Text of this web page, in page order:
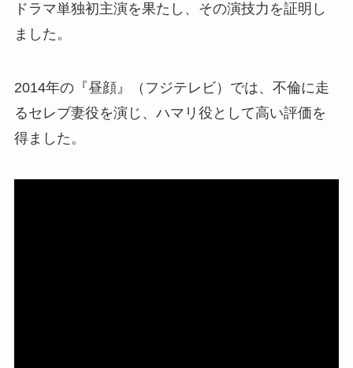
ドラマ単独初主演を果たし、その演技力を証明し
ました。
2014年の『昼顔』（フジテレビ）では、不倫に走
るセレブ妻役を演じ、ハマリ役として高い評価を
得ました。